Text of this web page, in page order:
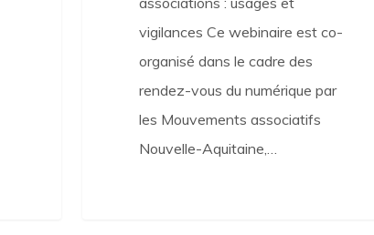
vigilances Ce webinaire est co-
organisé dans le cadre des
rendez-vous du numérique par
les Mouvements associatifs
Nouvelle-Aquitaine,…